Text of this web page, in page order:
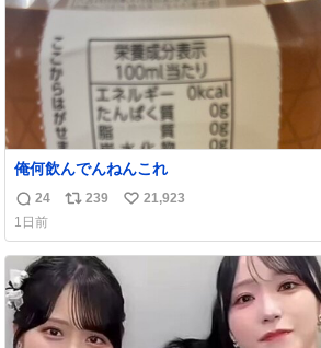
俺何飲んでんねんこれ
返
信
数
24
リ
ス
ト
数
239
い
ね
21,923
1日前